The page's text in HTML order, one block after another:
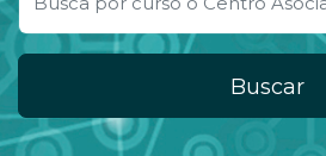
Buscar